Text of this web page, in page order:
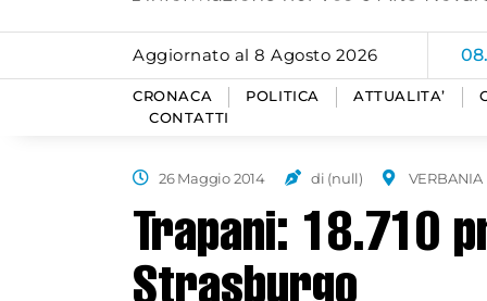
Aggiornato al 8 Agosto 2026
CRONACA POLITICA ATTUALITA’
CONTATTI
26 Maggio 2014 di (null) VERBANIA
Trapani: 18.710